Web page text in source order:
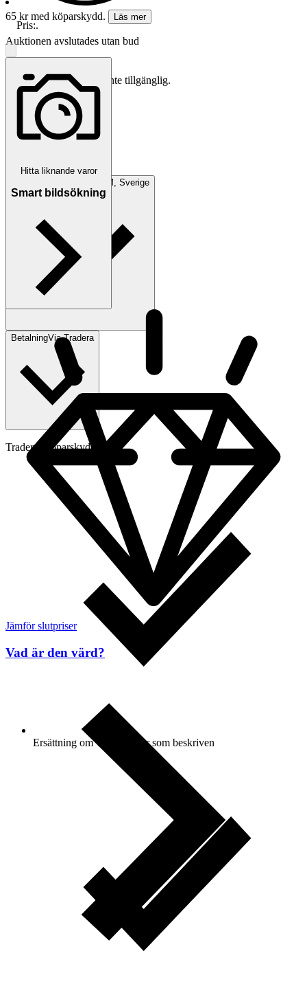
65 kr med köparskydd.
Läs mer
Auktionen avslutades utan bud
Köpförfrågan är tyvärr inte tillgänglig.
Från 52 kr
ÄNGELHOLM, Sverige
BetalningVia Tradera
Traderas köparskydd
Ersättning om varan inte är som beskriven
Pris:.
Hitta liknande varor
Smart bildsökning
Jämför slutpriser
Vad är den värd?